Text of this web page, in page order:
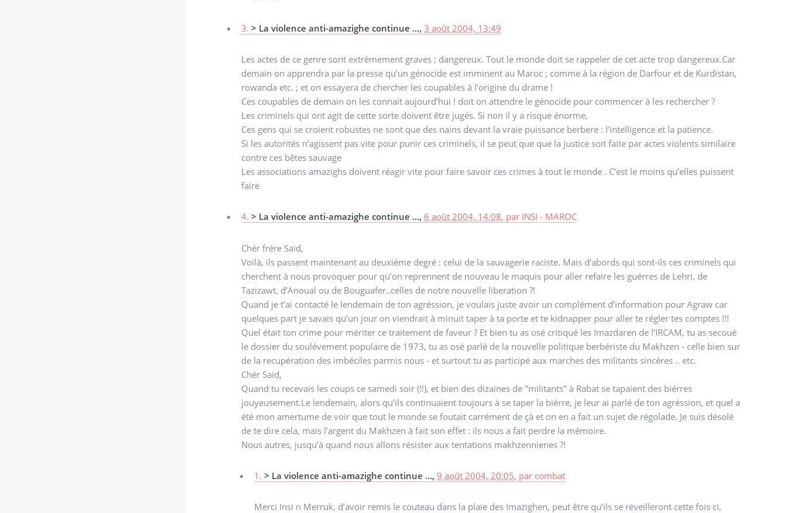
3. > La violence anti-amazighe continue ...,3 août 2004, 13:49
Les actes de ce genre sont extrèmement graves ; dangereux. Tout le monde doit se rappeler de cet acte trop dangereux.Car
demain on apprendra par la presse qu’un génocide est imminent au Maroc ; comme à la région de Darfour et de Kurdistan,
rowanda etc. ; et on essayera de chercher les coupables à l’origine du drame !
Ces coupables de demain on les connait aujourd’hui ! doit on attendre le génocide pour commencer à les rechercher ?
Les criminels qui ont agit de cette sorte doivent être jugés. Si non il y a risque énorme,
Ces gens qui se croient robustes ne sont que des nains devant la vraie puissance berbere : l’intelligence et la patience.
Si les autorités n’agissent pas vite pour punir ces criminels, il se peut que que la justice soit faite par actes violents similaire
contre ces bêtes sauvage
Les associations amazighs doivent réagir vite pour faire savoir ces crimes à tout le monde . C’est le moins qu’elles puissent
faire
4. > La violence anti-amazighe continue ..., 6 août 2004, 14:08, par INSI - MAROC
Chér frére Said,
Voilà, ils passent maintenant au deuxiéme degré : celui de la sauvagerie raciste. Mais d’abords qui sont-ils ces criminels qui
cherchent à nous provoquer pour qu’on reprennent de nouveau le maquis pour aller refaire les guérres de Lehri, de
Tazizawt, d’Anoual ou de Bouguafer..celles de notre nouvelle liberation ?!
Quand je t’ai contacté le lendemain de ton agréssion, je voulais juste avoir un complément d’information pour Agraw car
quelques part je savais qu’un jour on viendrait à minuit taper à ta porte et te kidnapper pour aller te régler tes comptes !!!
Quel était ton crime pour mériter ce traitement de faveur ? Et bien tu as osé critiqué les Imazdaren de l’IRCAM, tu as secoué
le dossier du soulévement populaire de 1973, tu as osé parlé de la nouvelle politique berbériste du Makhzen - celle bien sur
de la recupération des imbéciles parmis nous - et surtout tu as participé aux marches des militants sincéres .. etc.
Chér Said,
Quand tu recevais les coups ce samedi soir (!!), et bien des dizaines de "militants" à Rabat se tapaient des biérres
jouyeusement.Le lendemain, alors qu’ils continuaient toujours à se taper la biérre, je leur ai parlé de ton agréssion, et quel a
été mon amertume de voir que tout le monde se foutait carrément de çà et on en a fait un sujet de régolade. Je suis désolé
de te dire cela, mais l’argent du Makhzen à fait son effet : ils nous a fait perdre la mémoire.
Nous autres, jusqu’à quand nous allons résister aux tentations makhzennienes ?!
1. > La violence anti-amazighe continue ...,9 août 2004, 20:05, par combat
Merci Insi n Merruk, d’avoir remis le couteau dans la plaie des Imazighen, peut être qu’ils se réveilleront cette fois ci,